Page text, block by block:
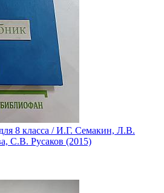
8 класса / И.Г. Семакин, Л.В.
С.В. Русаков (2015)